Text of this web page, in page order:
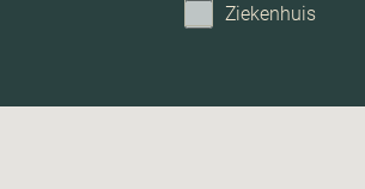
Ziekenhuis